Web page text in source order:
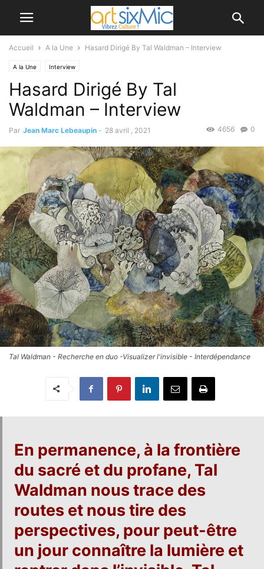
Accueil A la Une Hasard Dirigé By Tal Waldman – Interview
A la Une Interview
Hasard Dirigé By Tal
Waldman – Interview
Par Jean Marc Lebeaupin - 28 avril , 2021 0
4656
Tal Waldman - Recherche en duo -Visualizer l'invisible - Interdépendance
En permanence, à la frontière
du sacré et du profane, Tal
Waldman nous trace des
routes et nous tire des
perspectives, pour peut-être
un jour connaître la lumière et